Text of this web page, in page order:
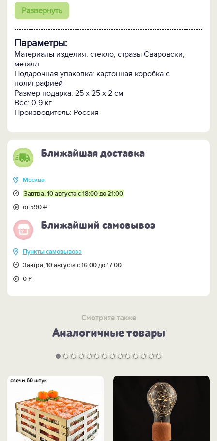
ПОСМОТРИТЕ ЕЩЕ:
-
Все елочные шары Сваровски и украшения >>
Развернуть
Параметры:
Материалы изделия: стекло, стразы Сваровски,
металл
Подарочная упаковка: картонная коробка с
полиграфией
Размер подарка: 25 х 25 х 2 см
Вес: 0.9 кг
Производитель: Россия
Ближайшая доставка
Москва
Завтра, 10 августа с 18:00 до 21:00
от 590Р
Ближайший самовывоз
Пункты самовывоза
Завтра, 10 августа с 16:00 до 17:00
0Р
Смотрите также
Аналогичные товары